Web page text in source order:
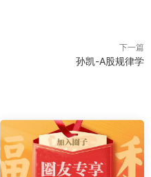
下一篇
孙凯-A股规律学